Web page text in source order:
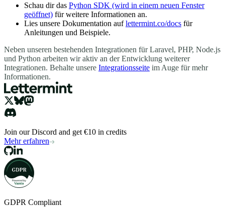
Schau dir das Python SDK (wird in einem neuen Fenster
geöffnet) für weitere Informationen an.
Lies unsere Dokumentation auflettermint.co/docs für
Anleitungen und Beispiele.
Neben unseren bestehenden Integrationen für Laravel, PHP, Node.js
und Python arbeiten wir aktiv an der Entwicklung weiterer
Integrationen. Behalte unsere Integrationsseite im Auge für mehr
Informationen.
Join our Discord and get €10 in credits
Mehr erfahren
GDPR Compliant